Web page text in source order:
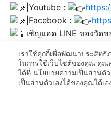
|Youtube :
|Facebook :
เชิญแอด LINE ของวัดช
https://lin.ee/Bx8BcYK
———————–
เราใช้คุกกี้เพื่อพัฒนาประสิท
ในการใช้เว็บไซต์ของคุณ คุณ
ได้ที่ นโยบายความเป็นส่วนตัว
เป็นส่วนตัวเองได้ของคุณได้เ